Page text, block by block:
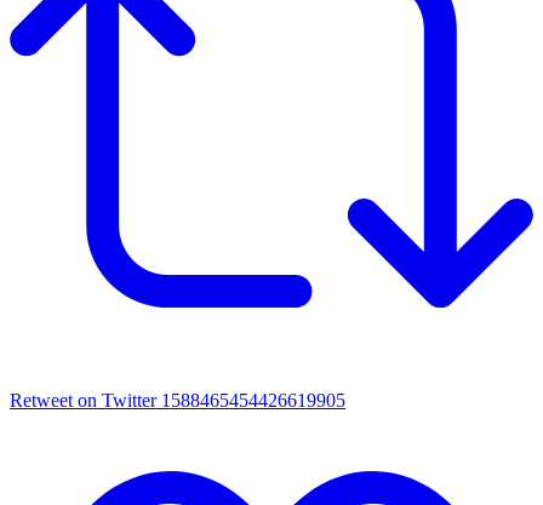
Retweet on Twitter 1588465454426619905